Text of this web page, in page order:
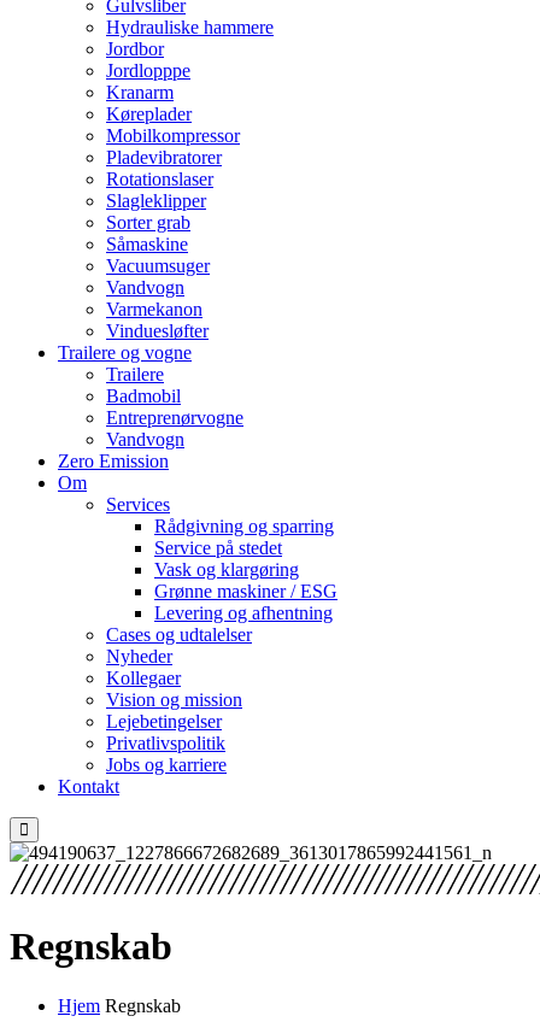
Gulvsliber
Hydrauliske hammere
Jordbor
Jordlopppe
Kranarm
Køreplader
Mobilkompressor
Pladevibratorer
Rotationslaser
Slagleklipper
Sorter grab
Såmaskine
Vacuumsuger
Vandvogn
Varmekanon
Vinduesløfter
Trailere og vogne
Trailere
Badmobil
Entreprenørvogne
Vandvogn
Zero Emission
Om
Services
Rådgivning og sparring
Service på stedet
Vask og klargøring
Grønne maskiner / ESG
Levering og afhentning
Cases og udtalelser
Nyheder
Kollegaer
Vision og mission
Lejebetingelser
Privatlivspolitik
Jobs og karriere
Kontakt
Regnskab
Hjem Regnskab